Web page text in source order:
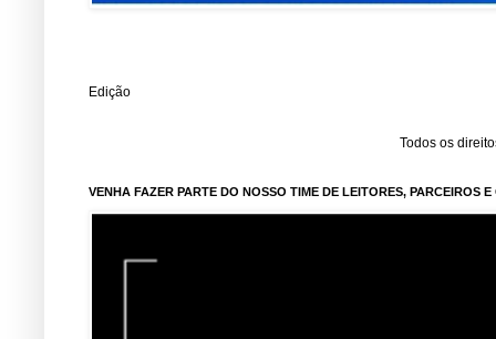
Edição
Todos os
VENHA FAZER PARTE DO NOSSO TIME DE LEITORES, PARCEIROS